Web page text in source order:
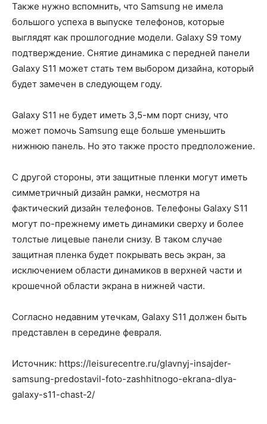
Также нужно вспомнить, что Samsung не имела
большого успеха в выпуске телефонов, которые
выглядят как прошлогодние модели. Galaxy S9 тому
подтверждение. Снятие динамика с передней панели
Galaxy S11 может стать тем выбором дизайна, который
будет замечен в следующем году.
Galaxy S11 не будет иметь 3,5-мм порт снизу, что
может помочь Samsung еще больше уменьшить
нижнюю панель. Но это также просто предположение.
С другой стороны, эти защитные пленки могут иметь
симметричный дизайн рамки, несмотря на
фактический дизайн телефонов. Телефоны Galaxy S11
могут по-прежнему иметь динамики сверху и более
толстые лицевые панели снизу. В таком случае
защитная пленка будет покрывать весь экран, за
исключением области динамиков в верхней части и
крошечной области экрана в нижней части.
Согласно недавним утечкам, Galaxy S11 должен быть
представлен в середине февраля.
Источник: https://leisurecentre.ru/glavnyj-insajder-
samsung-predostavil-foto-zashhitnogo-ekrana-dlya-
galaxy-s11-chast-2/